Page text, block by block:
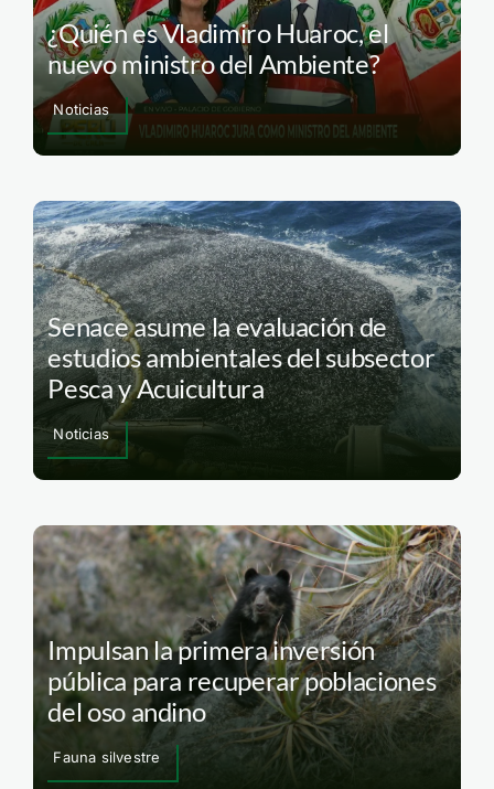
¿Quién es Vladimiro Huaroc, el
nuevo ministro del Ambiente?
Noticias
Senace asume la evaluación de
estudios ambientales del subsector
Pesca y Acuicultura
Noticias
Impulsan la primera inversión
pública para recuperar poblaciones
del oso andino
Fauna silvestre